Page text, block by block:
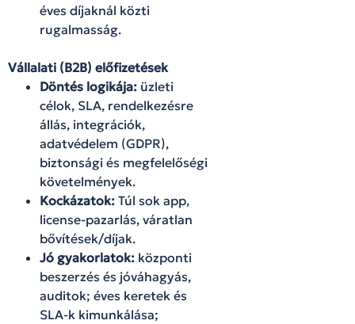
éves díjaknál közti
rugalmasság.
Vállalati (B2B) előfizetések
Döntés logikája: üzleti
célok, SLA, rendelkezésre
állás, integrációk,
adatvédelem (GDPR),
biztonsági és megfelelőségi
követelmények.
Kockázatok: Túl sok app,
license-pazarlás, váratlan
bővítések/díjak.
Jó gyakorlatok: központi
beszerzés és jóváhagyás,
auditok; éves keretek és
SLA-k kimunkálása;